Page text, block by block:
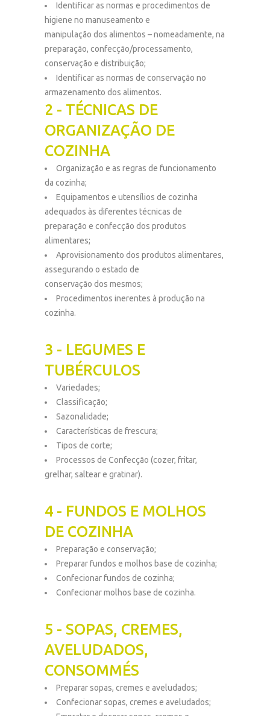
Identificar as normas e procedimentos de
higiene no manuseamento e
manipulação dos alimentos – nomeadamente, na
preparação, confecção/processamento,
conservação e distribuição;
Identificar as normas de conservação no
armazenamento dos alimentos.
2 - TÉCNICAS DE
ORGANIZAÇÃO DE
COZINHA
Organização e as regras de funcionamento
da cozinha;
Equipamentos e utensílios de cozinha
adequados às diferentes técnicas de
preparação e confecção dos produtos
alimentares;
Aprovisionamento dos produtos alimentares,
assegurando o estado de
conservação dos mesmos;
Procedimentos inerentes à produção na
cozinha.
3 - LEGUMES E
TUBÉRCULOS
Variedades;
Classificação;
Sazonalidade;
Características de frescura;
Tipos de corte;
Processos de Confecção (cozer, fritar,
grelhar, saltear e gratinar).
4 - FUNDOS E MOLHOS
DE COZINHA
Preparação e conservação;
Preparar fundos e molhos base de cozinha;
Confecionar fundos de cozinha;
Confecionar molhos base de cozinha.
5 - SOPAS, CREMES,
AVELUDADOS,
CONSOMMÉS
Preparar sopas, cremes e aveludados;
Confecionar sopas, cremes e aveludados;